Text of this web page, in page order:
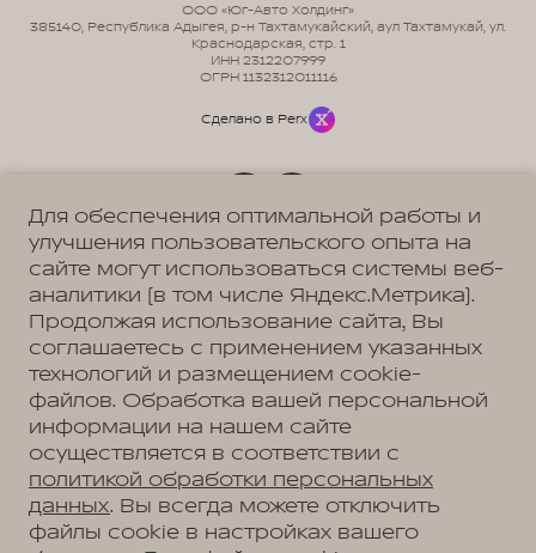
Политика обработки персональных данных
Пользовательское соглашение
Согласие на коммуникацию
Согласие на предоставление персональных данных третьим лицам
Согласие на обработку ПД
ООО «Юг-Авто Холдинг»
385140, Республика Адыгея, р-н Тахтамукайский, аул Тахтамукай, ул.
Краснодарская, стр. 1
ИНН 2312207999
ОГРН 1132312011116
Сделано в Perx
Адрес
Краснодар, Республика Адыгея, р-н Тахтамукайский, аул
Тахтамукай, ул. Краснодарская, д. 3
+7 (861) 203-19-88
Для обеспечения оптимальной работы и
улучшения пользовательского опыта на
сайте могут использоваться системы веб-
аналитики (в том числе Яндекс.Метрика).
Продолжая использование сайта, Вы
соглашаетесь с применением указанных
технологий и размещением cookie-
файлов. Обработка вашей персональной
информации на нашем сайте
осуществляется в соответствии с
политикой обработки персональных
данных. Вы всегда можете отключить
файлы cookie в настройках вашего